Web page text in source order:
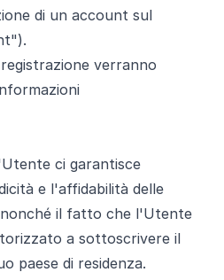
di un account sul
verranno
ci garantisce
e l'affidabilità delle
il fatto che l'Utente
a sottoscrivere il
paese di residenza.